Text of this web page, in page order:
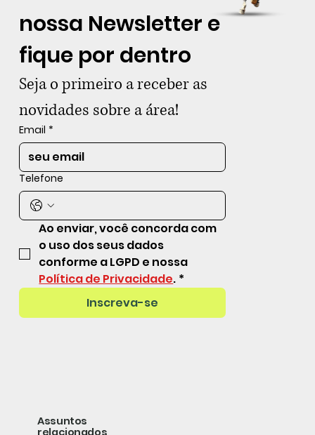
nossa Newsletter e
fique por dentro
Seja o primeiro a receber as
novidades sobre a área!
Email *
Telefone
Ao enviar, você concorda com
o uso dos seus dados
Política de Privacidade. *
Inscreva-se
Assuntos
relacionados